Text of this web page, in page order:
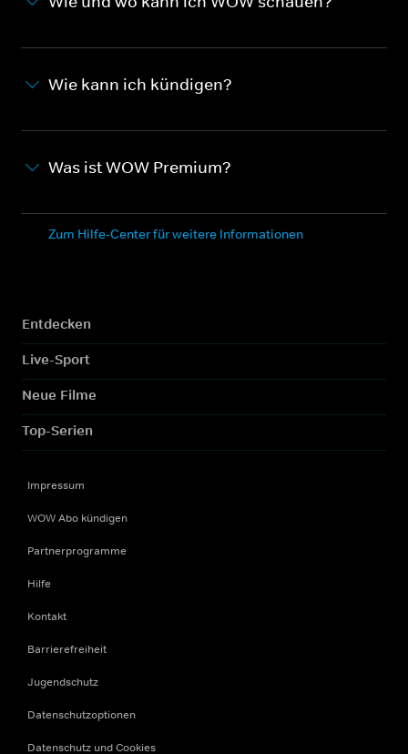
Wie kann ich kündigen?
Was ist WOW Premium?
Zum Hilfe-Center für weitere Informationen
Entdecken
Live-Sport
Neue Filme
Top-Serien
Impressum
WOW Abo kündigen
Partnerprogramme
Hilfe
Kontakt
Barrierefreiheit
Jugendschutz
Datenschutzoptionen
Datenschutz und Cookies